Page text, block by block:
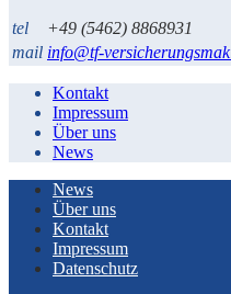
tel
+49 (5462) 8868931
mail info@tf-
Kontakt
Impressum
Über uns
News
News
Über uns
Kontakt
Impressum
Datenschutz